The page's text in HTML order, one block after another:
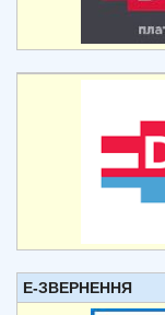
Е-ЗВЕРНЕННЯ